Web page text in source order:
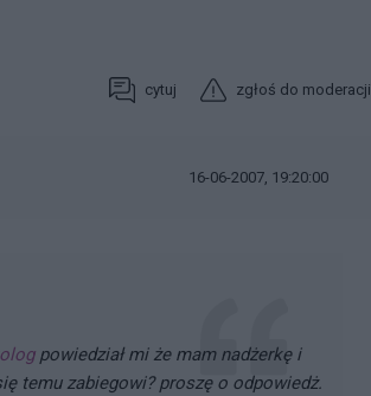
cytuj zgłoś do moderacji
16-06-2007, 19:20:00
powiedział mi że mam nadżerkę i
temu zabiegowi? proszę o odpowiedż.